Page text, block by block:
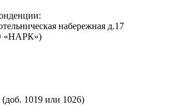
набережная д.17
«НАРК»)
(доб. 1019 или 1026)